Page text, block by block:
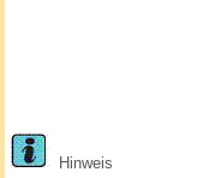
Hinweis